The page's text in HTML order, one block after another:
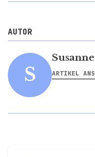
AUTOR
S ARTIKEL